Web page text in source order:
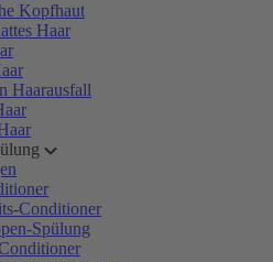
Kopfhaut
Haar
Haarausfall
Conditioner
Spülung